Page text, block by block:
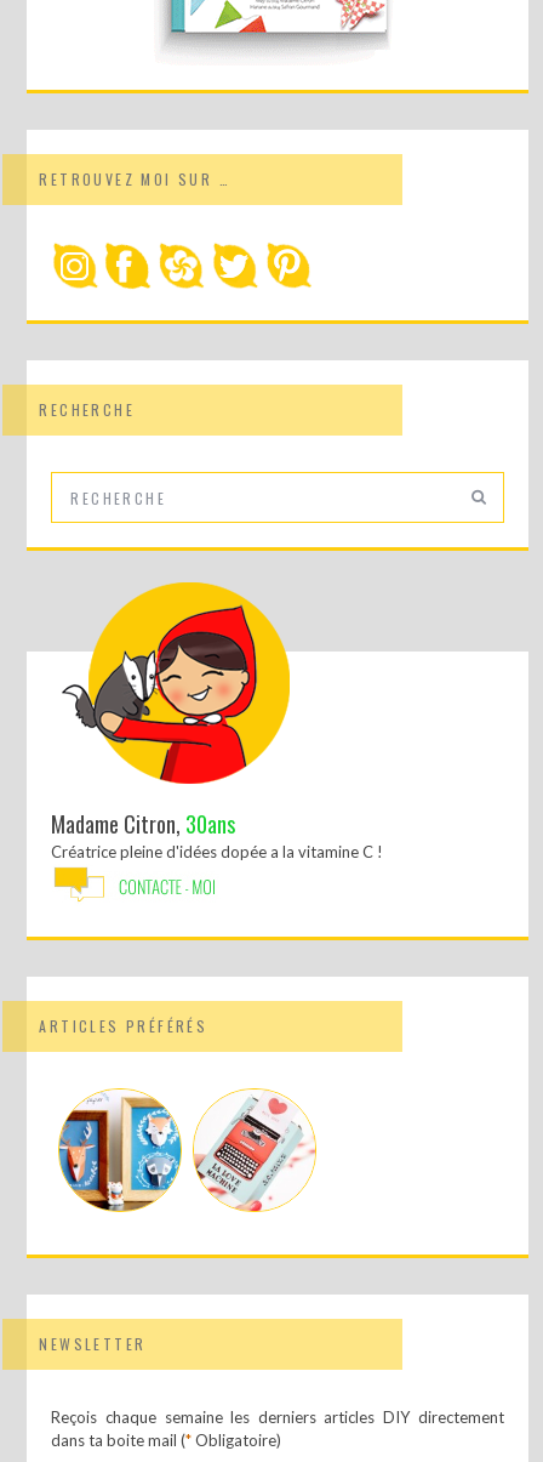
RETROUVEZ MOI SUR …
RECHERCHE
Madame Citron, 30ans
Créatrice pleine d'idées dopée a la vitamine C !
ARTICLES PRÉFÉRÉS
NEWSLETTER
Reçois chaque semaine les derniers articles DIY directement
dans ta boite mail (*Obligatoire)